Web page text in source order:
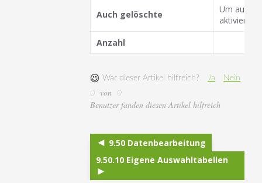
Auch gelöschte
Um auch
aktivieren.
Anzahl
War dieser Artikel hilfreich? Ja
Nein
0
von 0
Benutzer fanden diesen Artikel hilfreich
9.50 Datenbearbeitung
9.50.10 Eigene Auswahltabellen